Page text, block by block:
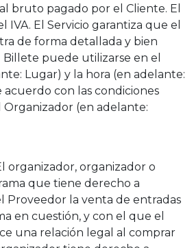
bruto pagado por el Cliente. El
IVA. El Servicio garantiza que el
de forma detallada y bien
puede utilizarse en el
Lugar) y la hora (en adelante:
acuerdo con las condiciones
Organizador (en adelante:
organizador, organizador o
que tiene derecho a
Proveedor la venta de entradas
en cuestión, y con el que el
una relación legal al comprar